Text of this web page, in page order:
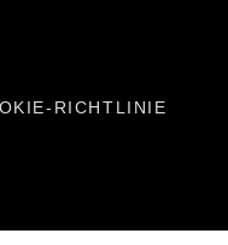
RICHTLINIE